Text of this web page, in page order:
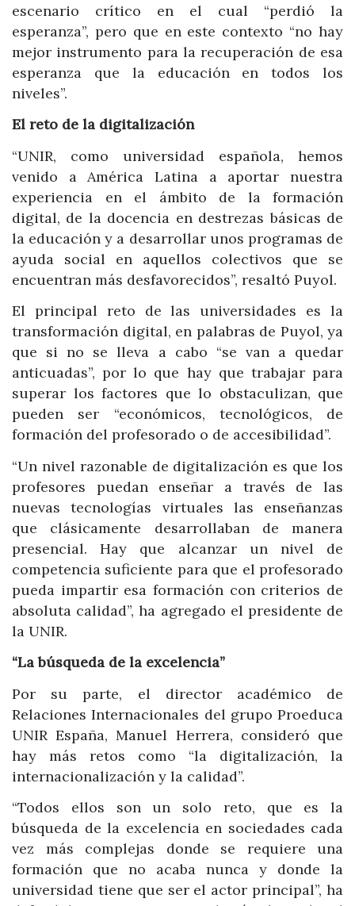
escenario crítico en el cual “perdió la
esperanza”, pero que en este contexto “no hay
mejor instrumento para la recuperación de esa
esperanza que la educación en todos los
niveles”.
El reto de la digitalización
“UNIR, como universidad española, hemos
venido a América Latina a aportar nuestra
experiencia en el ámbito de la formación
digital, de la docencia en destrezas básicas de
la educación y a desarrollar unos programas de
ayuda social en aquellos colectivos que se
encuentran más desfavorecidos”, resaltó Puyol.
El principal reto de las universidades es la
transformación digital, en palabras de Puyol, ya
que si no se lleva a cabo “se van a quedar
anticuadas”, por lo que hay que trabajar para
superar los factores que lo obstaculizan, que
pueden ser “económicos, tecnológicos, de
formación del profesorado o de accesibilidad”.
“Un nivel razonable de digitalización es que los
profesores puedan enseñar a través de las
nuevas tecnologías virtuales las enseñanzas
que clásicamente desarrollaban de manera
presencial. Hay que alcanzar un nivel de
competencia suficiente para que el profesorado
pueda impartir esa formación con criterios de
absoluta calidad”, ha agregado el presidente de
la UNIR.
“La búsqueda de la excelencia”
Por su parte, el director académico de
Relaciones Internacionales del grupo Proeduca
UNIR España, Manuel Herrera, consideró que
hay más retos como “la digitalización, la
internacionalización y la calidad”.
“Todos ellos son un solo reto, que es la
búsqueda de la excelencia en sociedades cada
vez más complejas donde se requiere una
formación que no acaba nunca y donde la
universidad tiene que ser el actor principal”, ha